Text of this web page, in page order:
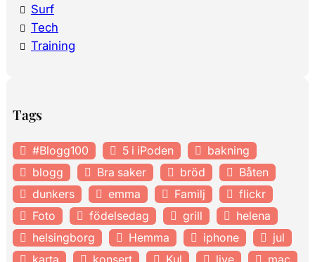
Surf
Tech
Training
Tags
#Blogg100 5 i iPoden
bakning
blogg
Bra saker bröd
Båten
dunkers
emma Familj
flickr
Foto
födelsedag grill
helena
helsingborg
Hemma iphone
jul
karta
konsert Kul live mac